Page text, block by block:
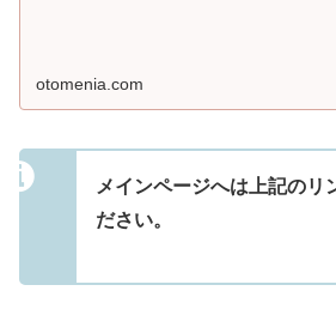
otomenia.com
メインページへは上記のリ
ださい。